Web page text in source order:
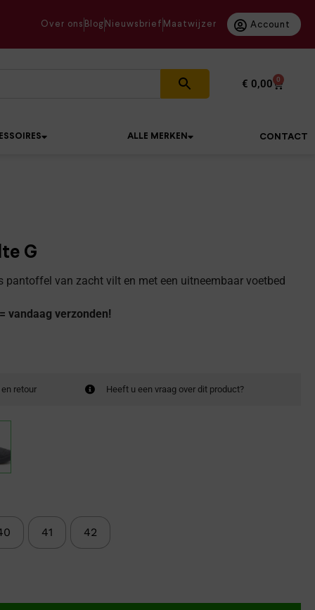
Over ons Blog Nieuwsbrief Maatwijzer Account
€ 0,00 0
ALLE MERKEN CONTACT
G
pantoffel van zacht vilt en met een uitneembaar voetbed
vandaag verzonden!
retour Heeft u een vraag over dit product?
41 42